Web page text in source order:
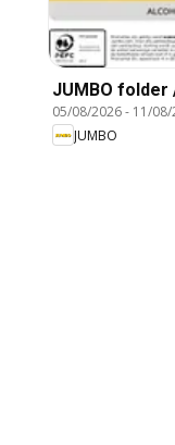
JUMBO folder
05/08/2026- 11/
JUMBO